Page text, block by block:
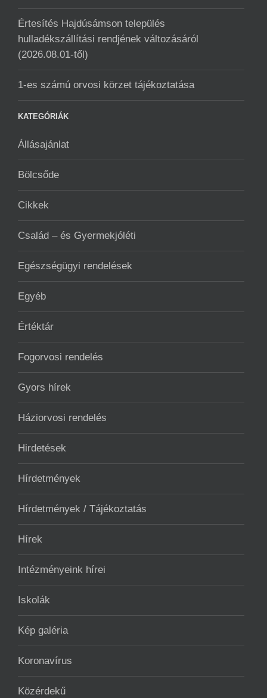
Értesítés Hajdúsámson település
hulladékszállítási rendjének változásáról
(2026.08.01-től)
1-es számú orvosi körzet tájékoztatása
KATEGÓRIÁK
Állásajánlat
Bölcsőde
Cikkek
Család – és Gyermekjóléti
Egészségügyi rendelések
Egyéb
Értéktár
Fogorvosi rendelés
Gyors hírek
Háziorvosi rendelés
Hirdetések
Hírdetmények
Hírdetmények / Tájékoztatás
Hírek
Intézményeink hírei
Iskolák
Kép galéria
Koronavírus
Közérdekű